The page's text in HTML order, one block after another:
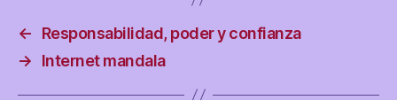
←
Responsabilidad, poder y confianza
→
Internet mandala